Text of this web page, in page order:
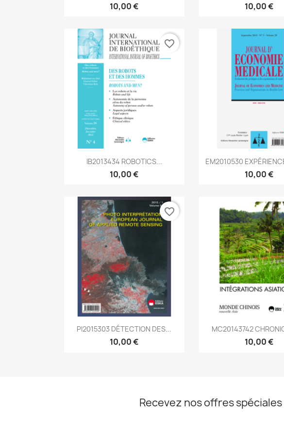
10,00 € 10,00 €
Aperçu rapide
IB2013434 ROBOTICS...
10,00 €
favorite_border
Aperçu
EM2010530
10,00 €
Aperçu rapide
PI2015303 DÉTECTION DES...
10,00 €
favorite_border
Aperçu
MC20143742
10,00 €
Recevez nos offres spéciales